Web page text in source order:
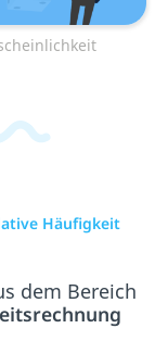
Häufigkeit
dem Bereich